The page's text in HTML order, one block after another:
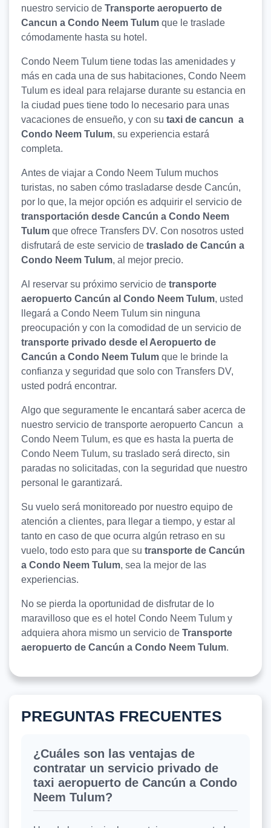
nuestro servicio de Transporte aeropuerto de
Cancun a Condo Neem Tulum que le traslade
cómodamente hasta su hotel.
Condo Neem Tulum tiene todas las amenidades y
más en cada una de sus habitaciones, Condo Neem
Tulum es ideal para relajarse durante su estancia en
la ciudad pues tiene todo lo necesario para unas
vacaciones de ensueño, y con su taxi de cancun a
Condo Neem Tulum, su experiencia estará
completa.
Antes de viajar a Condo Neem Tulum muchos
turistas, no saben cómo trasladarse desde Cancún,
por lo que, la mejor opción es adquirir el servicio de
transportación desde Cancún a Condo Neem
Tulum que ofrece Transfers DV. Con nosotros usted
disfrutará de este servicio de traslado de Cancún a
Condo Neem Tulum, al mejor precio.
Al reservar su próximo servicio de transporte
aeropuerto Cancún al Condo Neem Tulum, usted
llegará a Condo Neem Tulum sin ninguna
preocupación y con la comodidad de un servicio de
transporte privado desde el Aeropuerto de
Cancún a Condo Neem Tulum que le brinde la
confianza y seguridad que solo con Transfers DV,
usted podrá encontrar.
Algo que seguramente le encantará saber acerca de
nuestro servicio de transporte aeropuerto Cancun a
Condo Neem Tulum, es que es hasta la puerta de
Condo Neem Tulum, su traslado será directo, sin
paradas no solicitadas, con la seguridad que nuestro
personal le garantizará.
Su vuelo será monitoreado por nuestro equipo de
atención a clientes, para llegar a tiempo, y estar al
tanto en caso de que ocurra algún retraso en su
vuelo, todo esto para que su transporte de Cancún
a Condo Neem Tulum, sea la mejor de las
experiencias.
No se pierda la oportunidad de disfrutar de lo
maravilloso que es el hotel Condo Neem Tulum y
adquiera ahora mismo un servicio de Transporte
aeropuerto de Cancún a Condo Neem Tulum.
PREGUNTAS FRECUENTES
¿Cuáles son las ventajas de
contratar un servicio privado de
taxi aeropuerto de Cancún a Condo
Neem Tulum?